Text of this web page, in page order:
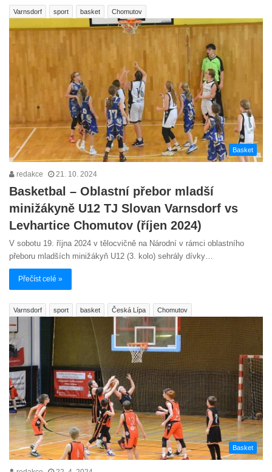
Varnsdorf sport basket Chomutov
Basket
redakce 21. 10. 2024
Basketbal – Oblastní přebor mladší
minižákyně U12 TJ Slovan Varnsdorf vs
Levhartice Chomutov (říjen 2024)
V sobotu 19. října 2024 v tělocvičně na Národní v rámci oblastního
přeboru mladších minižákyň U12 (3. kolo) sehrály dívky…
Přečíst celé »
Varnsdorf sport basket Česká Lípa Chomutov
Basket